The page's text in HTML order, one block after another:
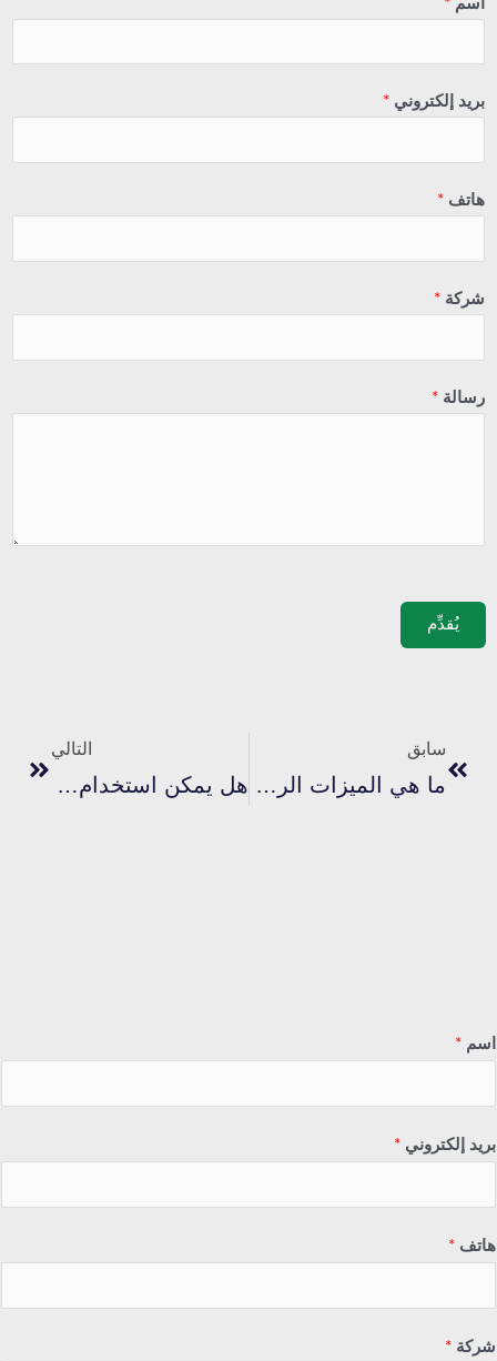
اسم *
بريد إلكتروني *
هاتف *
شركة *
رسالة *
يُقدِّم
سابق
ما هي الميزات الرئيسية للحبر الأبيض بلاستيسول؟
التالي
هل يمكن استخدام حبر البلاستيسول المعطر على الأقمشة والمواد المختلفة؟
اسم *
بريد إلكتروني *
هاتف *
شركة *